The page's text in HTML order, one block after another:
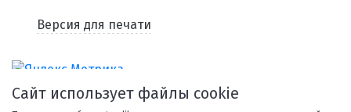
Версия для печати
Сайт использует файлы cookie